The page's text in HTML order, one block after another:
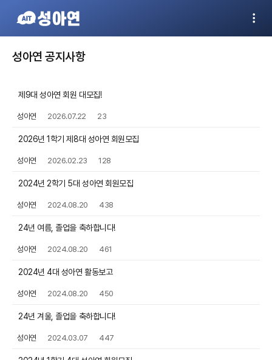
성아연 공지사항
제9대 성아연 회원 대모집!
성아연 2026.07.22 23
2026년 1학기 제8대 성아연 회원모집
성아연 2026.02.23 128
2024년 2학기 5대 성아연 회원모집
성아연 2024.08.20 438
24년 여름, 졸업을 축하합니다!
성아연 2024.08.20 461
2024년 4대 성아연 활동보고
성아연 2024.08.20 450
24년 겨울, 졸업을 축하합니다!
성아연 2024.03.07 447